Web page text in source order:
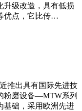
升级改造，具有低损
优点，它比传…
推出具有国际先进技
粉磨设备—MTW系列
基础，采用欧洲先进